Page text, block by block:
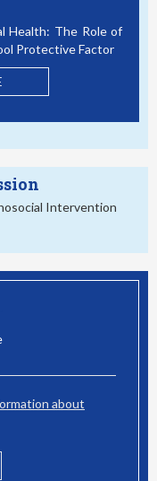
Health: The Role of
Protective Factor
Intervention
about